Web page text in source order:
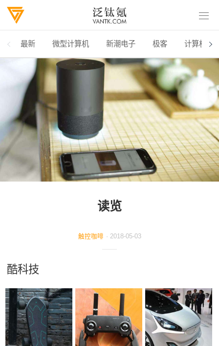
最新 微型计算机 新潮电子
读览
触控咖啡 · 2018-05-03